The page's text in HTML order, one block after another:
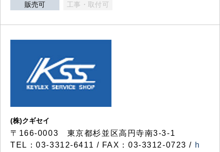
販売可 工事・取付可
(株)クギセイ
〒166-0003 東京都杉並区高円寺南3-3-1
TEL：03-3312-6411 / FAX：03-3312-0723 / h